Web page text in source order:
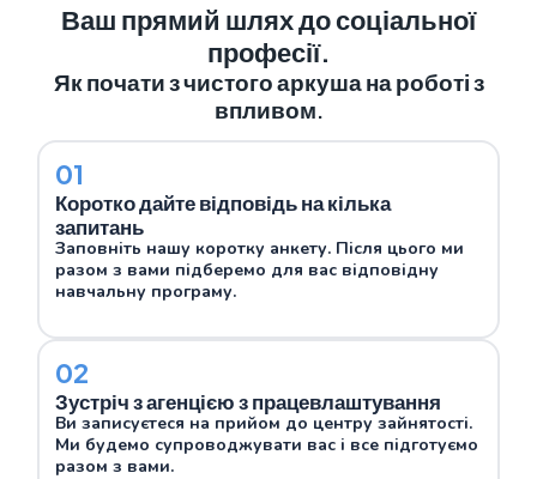
Ваш прямий шлях до соціальної
професії.
Як почати з чистого аркуша на роботі з
впливом.
01
Коротко дайте відповідь на кілька
запитань
Заповніть нашу коротку анкету. Після цього ми
разом з вами підберемо для вас відповідну
навчальну програму.
02
Зустріч з агенцією з працевлаштування
Ви записуєтеся на прийом до центру зайнятості.
Ми будемо супроводжувати вас і все підготуємо
разом з вами.